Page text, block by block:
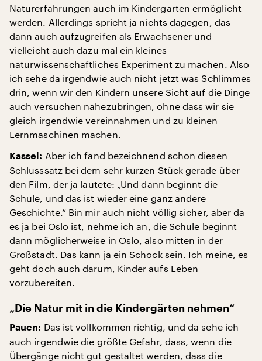
Naturerfahrungen auch im Kindergarten ermöglicht
werden. Allerdings spricht ja nichts dagegen, das
dann auch aufzugreifen als Erwachsener und
vielleicht auch dazu mal ein kleines
naturwissenschaftliches Experiment zu machen. Also
ich sehe da irgendwie auch nicht jetzt was Schlimmes
drin, wenn wir den Kindern unsere Sicht auf die Dinge
auch versuchen nahezubringen, ohne dass wir sie
gleich irgendwie vereinnahmen und zu kleinen
Lernmaschinen machen.
Kassel: Aber ich fand bezeichnend schon diesen
Schlusssatz bei dem sehr kurzen Stück gerade über
den Film, der ja lautete: „Und dann beginnt die
Schule, und das ist wieder eine ganz andere
Geschichte.“ Bin mir auch nicht völlig sicher, aber da
es ja bei Oslo ist, nehme ich an, die Schule beginnt
dann möglicherweise in Oslo, also mitten in der
Großstadt. Das kann ja ein Schock sein. Ich meine, es
geht doch auch darum, Kinder aufs Leben
vorzubereiten.
„Die Natur mit in die Kindergärten nehmen“
Pauen: Das ist vollkommen richtig, und da sehe ich
auch irgendwie die größte Gefahr, dass, wenn die
Übergänge nicht gut gestaltet werden, dass die